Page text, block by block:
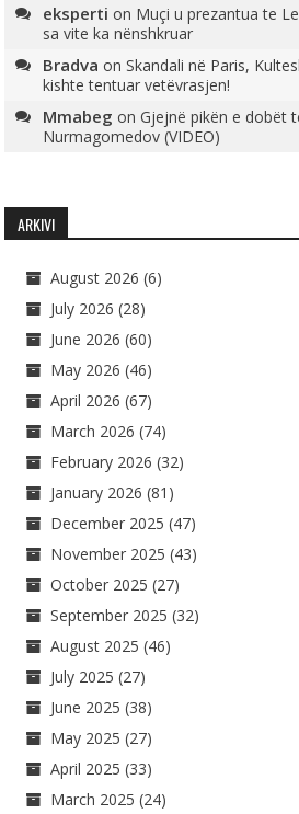
eksperti on Muçi u prezantua te
sa vite ka nënshkruar
Bradva onSkandali në Paris,
kishte tentuar vetëvrasjen!
Mmabeg onGjejnë pikën e dobët
Nurmagomedov (VIDEO)
ARKIVI
August 2026 (6)
July 2026 (28)
June 2026 (60)
May 2026 (46)
April 2026 (67)
March 2026 (74)
February 2026 (32)
January 2026 (81)
December 2025 (47)
November 2025 (43)
October 2025 (27)
September 2025 (32)
August 2025 (46)
July 2025 (27)
June 2025 (38)
May 2025 (27)
April 2025 (33)
March 2025 (24)